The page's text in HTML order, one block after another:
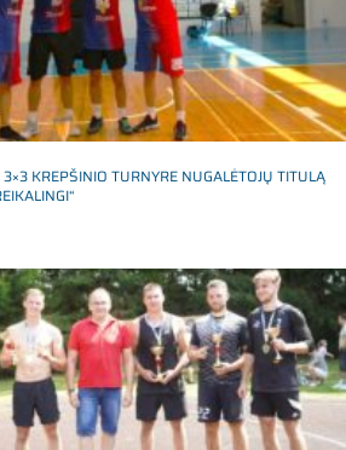
KREPŠINIO TURNYRE NUGALĖTOJŲ TITULĄ